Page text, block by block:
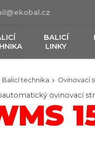
BALICÍ
LINKY
Balicí technika Ovinovací
ovinovací